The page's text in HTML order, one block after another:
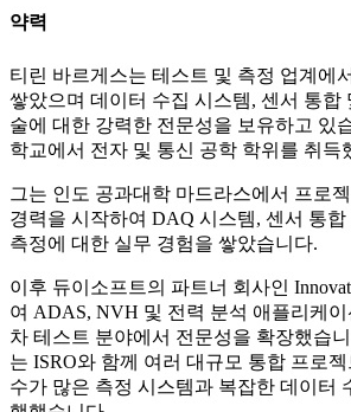
약력
티린 바르게스는 테스트 및 측정 업계에
쌓았으며 데이터 수집 시스템, 센서 통합
술에 대한 강력한 전문성을 보유하고 있
학교에서 전자 및 통신 공학 학위를 취득
그는 인도 공과대학 마드라스에서 프로
경력을 시작하여 DAQ 시스템, 센서 통합
측정에 대한 실무 경험을 쌓았습니다.
이후 듀이소프트의 파트너 회사인
여 ADAS, NVH 및 전력 분석 애플리케
차 테스트 분야에서 전문성을 확장했습
는 ISRO와 함께 여러 대규모 통합 프로
수가 많은 측정 시스템과 복잡한 데이터